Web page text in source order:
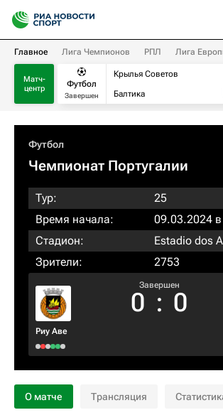
Главное Лига Чемпионов РПЛ Лига
Матч-
центр
Футбол
Завершен
Крылья Советов
Балтика
Футбол
Чемпионат Португалии
Тур:
25
Время начала:
09.03.2024
Стадион:
Estadio dos
Зрители:
2753
Риу Аве
Завершен
0 : 0
О матче Трансляция